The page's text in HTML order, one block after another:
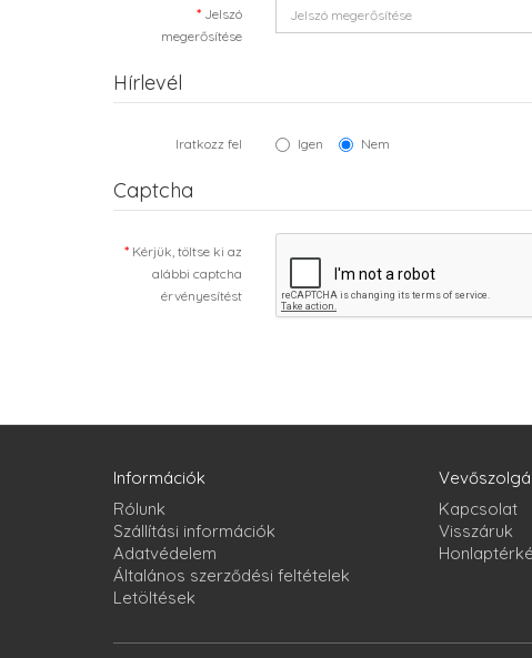
Jelszó
megerősítése
Hírlevél
Iratkozz fel Igen Nem
Captcha
Kérjük, töltse ki az
alábbi captcha
érvényesítést
Információk
Rólunk
Szállítási információk
Adatvédelem
Általános szerződési feltételek
Letöltések
Kapcsolat
Visszáruk